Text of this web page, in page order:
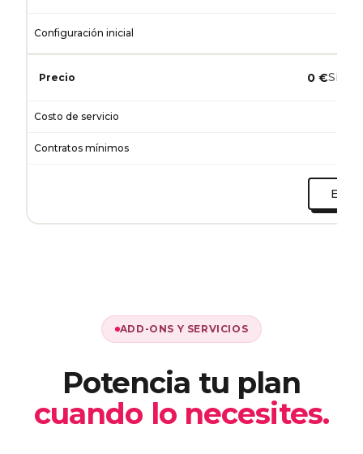
Configuración inicial
Precio 0 €Sin
Costo de servicio
Contratos mínimos
ADD-ONS Y SERVICIOS
Potencia tu plan
cuando lo necesites.